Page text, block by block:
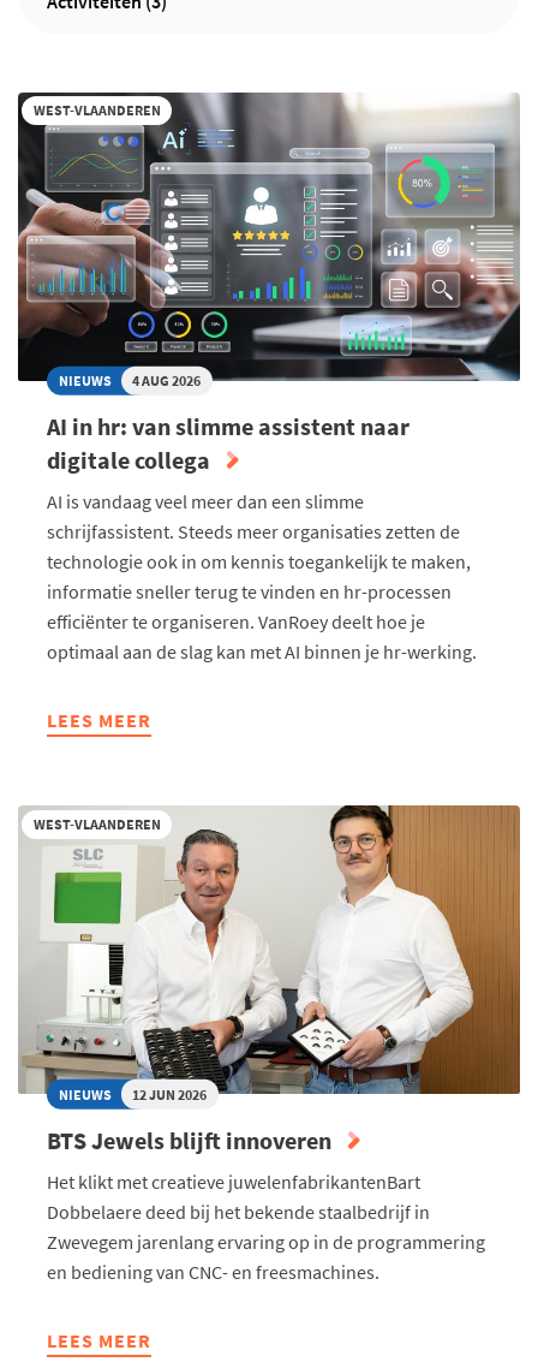
WEST-VLAANDEREN
NIEUWS 4 AUG 2026
AI in hr: van slimme assistent naar
digitale collega
AI is vandaag veel meer dan een slimme
schrijfassistent. Steeds meer organisaties zetten de
technologie ook in om kennis toegankelijk te maken,
informatie sneller terug te vinden en hr-processen
efficiënter te organiseren. VanRoey deelt hoe je
optimaal aan de slag kan met AI binnen je hr-werking.
LEES MEER
ABOUT
HR:
VAN
SLIMME
ASSISTENT
NAAR
DIGITALE
COLLEGA
WEST-VLAANDEREN
NIEUWS 12 JUN 2026
BTS Jewels blijft innoveren
Het klikt met creatieve juwelenfabrikantenBart
Dobbelaere deed bij het bekende staalbedrijf in
Zwevegem jarenlang ervaring op in de programmering
en bediening van CNC- en freesmachines.
LEES MEER
ABOUT